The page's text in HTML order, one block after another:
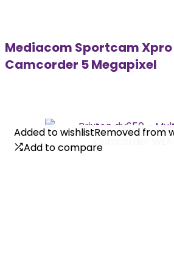
Mediacom Sportcam Xpro
Camcorder 5 Megapixel
Added to wishlistRemoved from
Add to compare
Added to wishlistRemoved from
Add to compare